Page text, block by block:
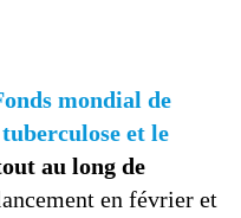
mondial de
et le
au long de
en février et